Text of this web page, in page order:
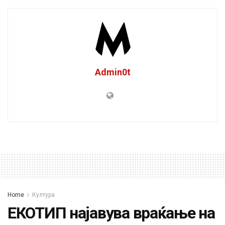
Admin0t
Home Култура
ЕКОТИП најавува враќање на